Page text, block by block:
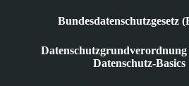
Bundesdatenschutzgesetz
Datenschutz-Basics